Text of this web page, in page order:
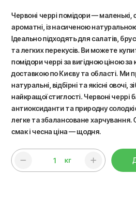
Червоні черрі помідори — маленькі,
ароматні, із насиченою
Ідеально підходять для салатів,
та легких перекусів. Ви можете
помідори черрі за вигідною ціною
доставкою по Києву та області. Ми
натуральні, відбірні та якісні овочі,
найкращої стиглості. Червоні черрі
антиоксиданти та природну
легке та збалансоване харчування.
смак і чесна ціна — щодня.
кг